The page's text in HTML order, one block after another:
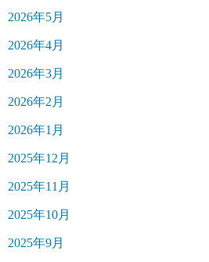
2026年5月
2026年4月
2026年3月
2026年2月
2026年1月
2025年12月
2025年11月
2025年10月
2025年9月